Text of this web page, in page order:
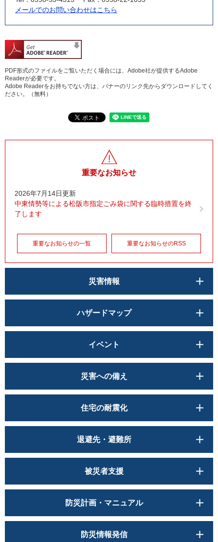
メールでのお問い合わせはこちら
PDF形式のファイルをご覧いただく場合には、Adobe社が提供するAdobe
Readerが必要です。
Adobe Readerをお持ちでない方は、バナーのリンク先からダウンロードしてく
ださい。（無料）
重要なお知らせ
2026年7月14日更新
中東情勢等による松阪市指定ごみ袋に関する臨時措置を終
了します
重要なお知らせの一覧 重要なお知らせのRSS
災害情報
ハザードマップ
イベント
災害への備え
住宅の耐震化
退避先・避難所
被災者支援
防災計画・マニュアル
防災情報発信